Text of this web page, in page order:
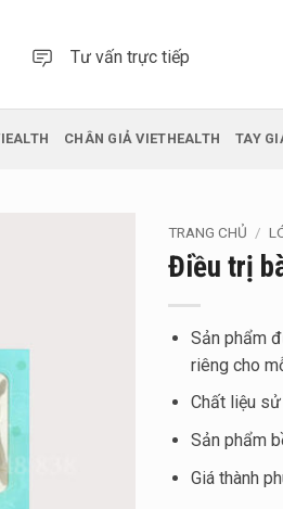
Tư vấn trực tiếp
CHÂN GIẢ VIETHEALTH TAY
TRANG CHỦ /
Điều trị
Sản phẩm
riêng cho
Chất liệu
Sản phẩm
Giá thành